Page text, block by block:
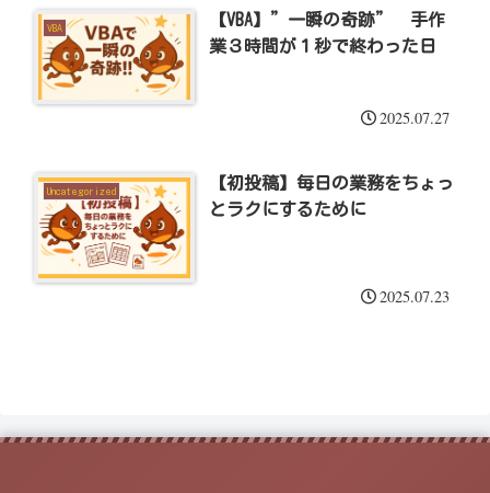
VBA
【VBA】”一瞬の奇跡” 手作
業３時間が１秒で終わった日
2025.07.27
Uncategorized
【初投稿】毎日の業務をちょっ
とラクにするために
2025.07.23